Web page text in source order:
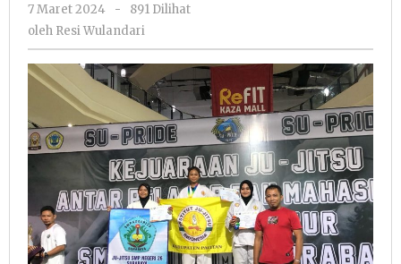
dan
Mahasiswa
se-
Jatim
7 Maret 2024
oleh
Resi
-
891 Dilihat
oleh Resi Wulandari